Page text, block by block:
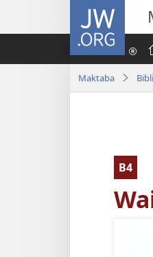
JW.ORG
Maktaba
B4